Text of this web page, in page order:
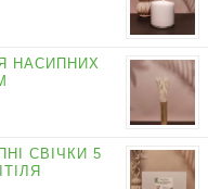
НАСИПНИХ
СВІЧКИ 5